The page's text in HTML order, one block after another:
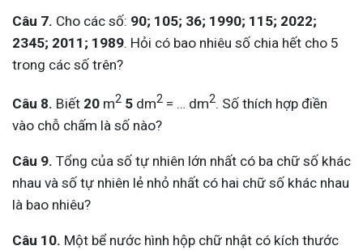
Câu 7. Cho các số: 90; 105; 36; 1990; 115; 2022;
2345; 2011; 1989. Hỏi có bao nhiêu số chia hết cho 5
trong các số trên?
Câu 8. Biết 20 m2 5 dm2 = … dm2. Số thích hợp điền
vào chỗ chấm là số nào?
Câu 9. Tổng của số tự nhiên lớn nhất có ba chữ số khác
nhau và số tự nhiên lẻ nhỏ nhất có hai chữ số khác nhau
là bao nhiêu?
Câu 10. Một bể nước hình hộp chữ nhật có kích thước